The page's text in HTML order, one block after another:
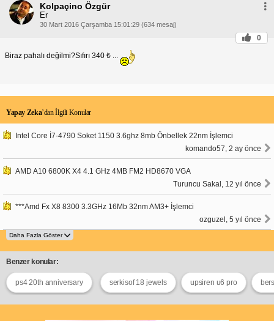
Kolpaçino Özgür
Er
30 Mart 2016 Çarşamba 15:01:29 (634 mesaj)
0
Biraz pahalı değilmi?Sıfırı 340 ₺ ...
Yapay Zeka’dan İlgili Konular
Intel Core İ7-4790 Soket 1150 3.6ghz 8mb Önbellek 22nm İşlemci
komando57, 2 ay önce
AMD A10 6800K X4 4.1 GHz 4MB FM2 HD8670 VGA
Turuncu Sakal, 12 yıl önce
***Amd Fx X8 8300 3.3GHz 16Mb 32nm AM3+ İşlemci
ozguzel, 5 yıl önce
Benzer konular:
ps4 20th anniversary serkisof 18 jewels upsiren u6 pro